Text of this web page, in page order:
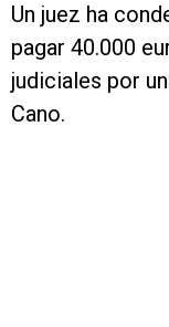
Un juez ha
pagar 40.000
judiciales por
Cano.